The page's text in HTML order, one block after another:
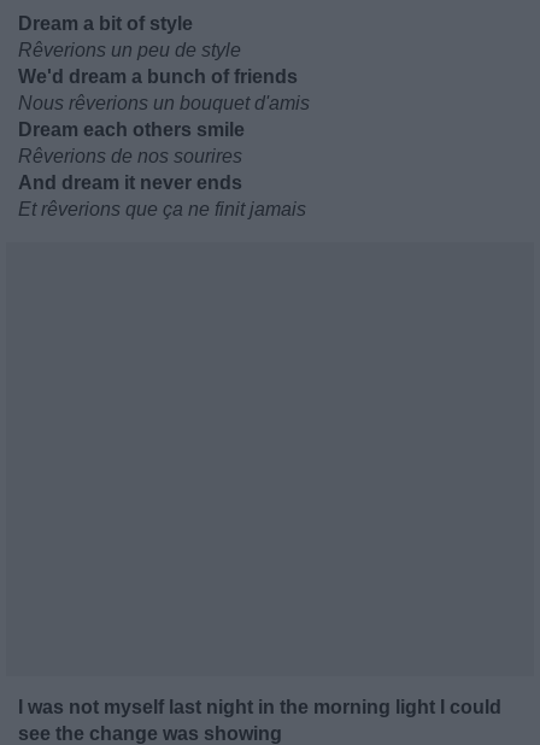
Dream a bit of style
Rêverions un peu de style
We'd dream a bunch of friends
Nous rêverions un bouquet d'amis
Dream each others smile
Rêverions de nos sourires
And dream it never ends
Et rêverions que ça ne finit jamais
I was not myself last night in the morning light I could
see the change was showing